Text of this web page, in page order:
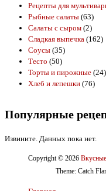
Рецепты для
Рыбные салаты (63)
Салаты с сыром (2)
Сладкая выпечка (162)
Соусы (35)
Тесто (50)
Торты и пирожные (24)
Хлеб и лепешки (76)
Популярные
Извините. Данных пока нет.
Copyright © 2026
Theme: Catch